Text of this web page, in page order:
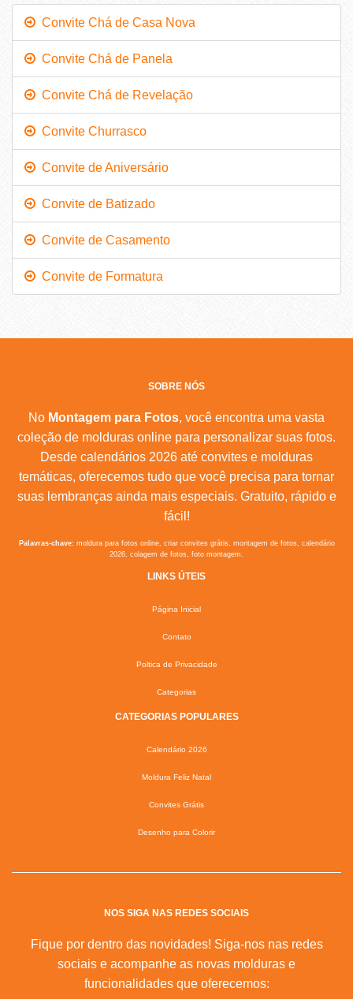
Convite Chá de Casa Nova
Convite Chá de Panela
Convite Chá de Revelação
Convite Churrasco
Convite de Aniversário
Convite de Batizado
Convite de Casamento
Convite de Formatura
SOBRE NÓS
No Montagem para Fotos, você encontra uma vasta
coleção de molduras online para personalizar suas fotos.
Desde calendários 2026 até convites e molduras
temáticas, oferecemos tudo que você precisa para tornar
suas lembranças ainda mais especiais. Gratuito, rápido e
fácil!
Palavras-chave:moldura para fotos online, criar convites grátis, montagem de fotos, calendário
2026, colagem de fotos, foto montagem.
LINKS ÚTEIS
Página Inicial
Contato
Poltica de Privacidade
Categorias
CATEGORIAS POPULARES
Calendário 2026
Moldura Feliz Natal
Convites Grátis
Desenho para Colorir
NOS SIGA NAS REDES SOCIAIS
Fique por dentro das novidades! Siga-nos nas redes
sociais e acompanhe as novas molduras e
funcionalidades que oferecemos: